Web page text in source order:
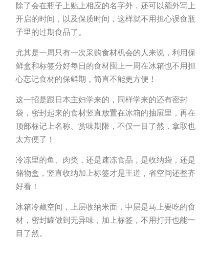
除了会在瓶子上贴上相应的名字外，还可以额外写上
开启的时间，以及保质时间，这样就不用担心误食瓶
子里的过期食品了。
尤其是一周只有一次采购食材机会的人来说，利用保
鲜盒和标签分好每日的食材囤上一周在冰箱也不用担
心忘记食材的保鲜期，简直不能更方便！
这一招是跟日本主妇学来的，同样学来的还有密封
袋，密封起来的食材竖直放置在冰箱的抽屉里，再在
顶部标记上名称、赏味期限，不仅一目了然，拿取也
太方便了！
冷冻里的鱼、肉类，还是速冻食品，是收纳袋，还是
储物盒，竖直收纳加上标签才是王道，省空间还整齐
好看！
冰箱冷藏空间，上层收纳米面，中层是马上要吃的食
材，密封罐做到无异味，加上标签，不用打开也能一
目了然。